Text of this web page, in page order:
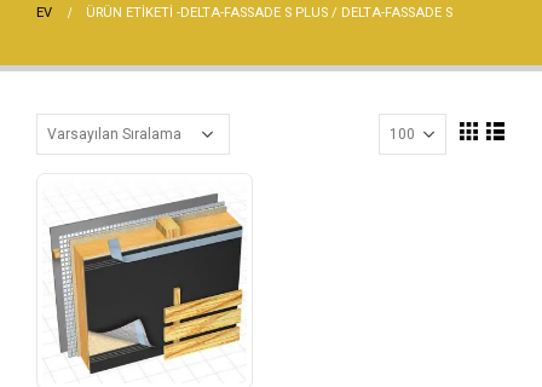
EV ÜRÜN ETIKETI -DELTA-FASSADE S PLUS / DELTA-FASSADE S